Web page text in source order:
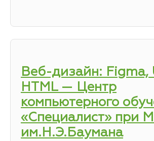
Веб-дизайн: Figma,
HTML — Центр
компьютерного
«Специалист» при
им.Н.Э.Баумана